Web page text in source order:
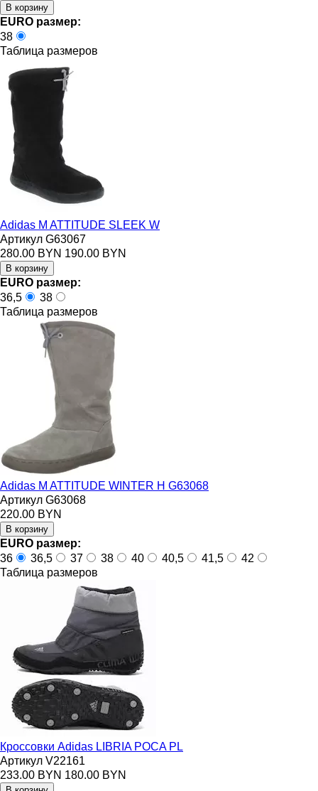
EURO размер:
38
Таблица размеров
Adidas M ATTITUDE SLEEK W
Артикул G63067
280.00 BYN 190.00 BYN
EURO размер:
36,5
38
Таблица размеров
Adidas M ATTITUDE WINTER H G63068
Артикул G63068
220.00 BYN
EURO размер:
36
36,5 37 38 40 40,5 41,5
42
Таблица размеров
Кроссовки Adidas LIBRIA POCA PL
Артикул V22161
233.00 BYN 180.00 BYN